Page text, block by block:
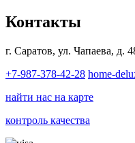
Контакты
г. Саратов, ул. Чапаева, д.
+7-987-378-42-28 home-
найти нас на карте
контроль качества